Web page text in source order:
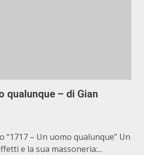
qualunque – di Gian
“1717 – Un uomo qualunque” Un
e la sua massoneria:...